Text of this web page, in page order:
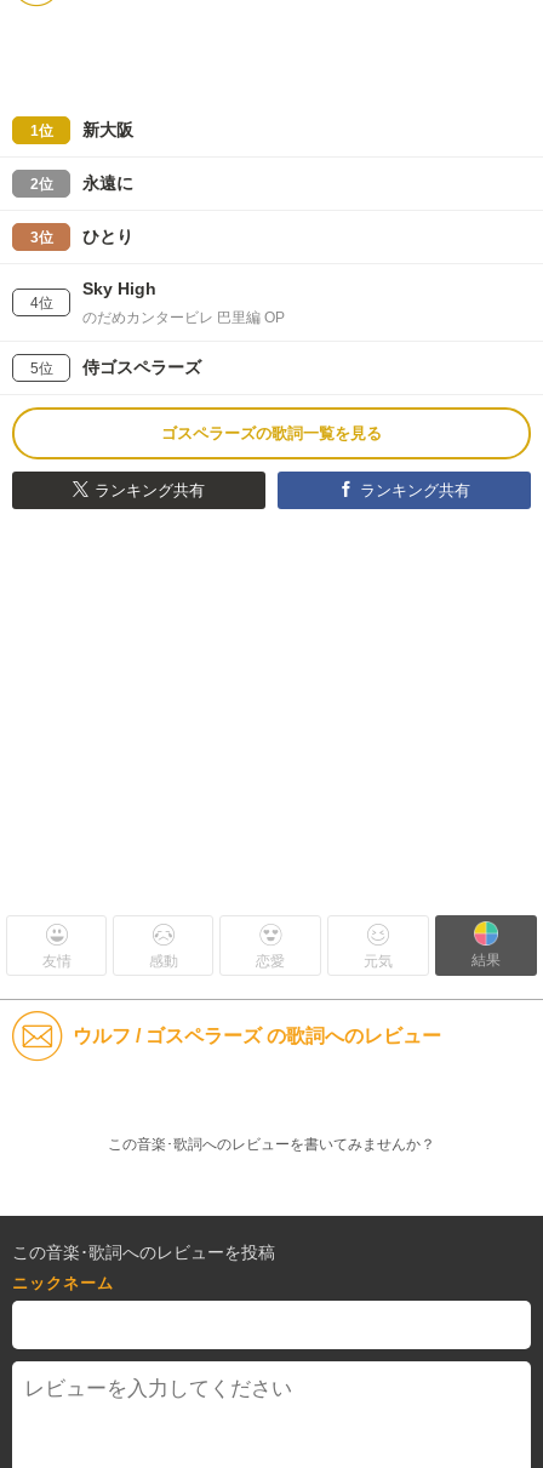
1位 新大阪
2位 永遠に
3位 ひとり
4位
Sky High
のだめカンタービレ 巴里編 OP
5位 侍ゴスペラーズ
ゴスペラーズの歌詞一覧を見る
ランキング共有 ランキング共有
友情 感動 恋愛 元気 結果
ウルフ / ゴスペラーズ の歌詞へのレビュー
この音楽･歌詞へのレビューを書いてみませんか？
この音楽･歌詞へのレビューを投稿
ニックネーム